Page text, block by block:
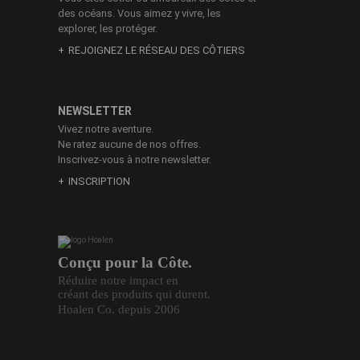
Conçu pour la Côte.
Réduire notre impact en
créant des produits qui durent.
Hoalen Co. depuis 2006
des océans. Vous aimez y vivre, les
explorer, les protéger.
REJOIGNEZ LE RÉSEAU DES CÔTIERS
NEWSLETTER
Vivez notre aventure.
Ne ratez aucune de nos offres.
Inscrivez-vous à notre newsletter.
INSCRIPTION